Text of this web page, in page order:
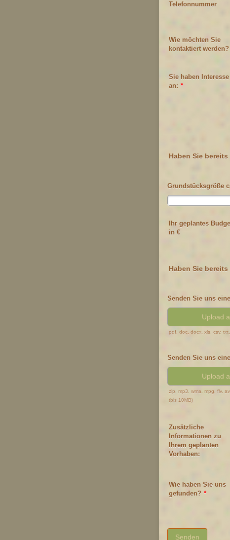
Telefonnummer
Wie möchten Sie
kontaktiert werden?
Sie haben Interesse
an: *
Haben Sie
Grundstücksgröße
Ihr geplantes
in €
Haben Sie
Senden Sie uns
Upload
pdf, doc, docx, xls, csv,
Senden Sie uns
Upload
zip, mp3, wma, mpg, flv,
(bis 10MB)
Zusätzliche
Informationen zu
Ihrem geplanten
Vorhaben:
Wie haben Sie uns
gefunden? *
Senden